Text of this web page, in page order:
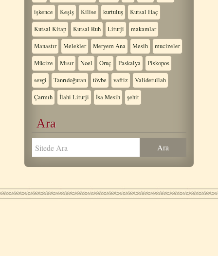
işkence Keşiş Kilise kurtuluş Kutsal Haç
Kutsal Kitap Kutsal Ruh Liturji makamlar
Manastır Melekler Meryem Ana Mesih mucizeler
Mücize Mısır Noel Oruç Paskalya Piskopos
sevgi Tanrıdoğuran tövbe vaftiz Validetullah
Çarmıh İlahi Liturji İsa Mesih şehit
Ara